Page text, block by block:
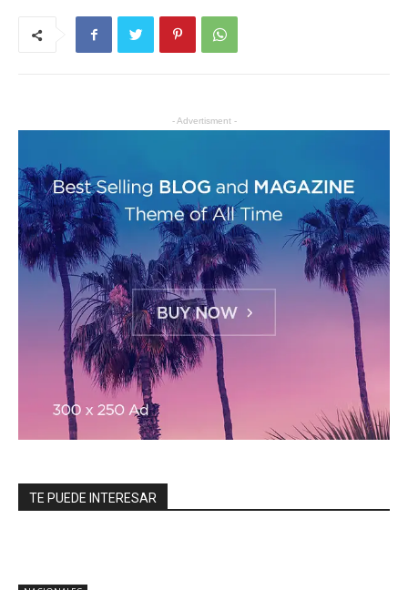
- Advertisment -
TE PUEDE INTERESAR